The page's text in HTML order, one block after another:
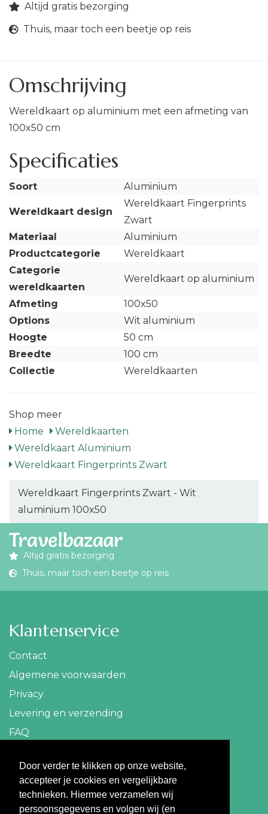
Door verder te klikken op onze website,
accepteer je cookies en vergelijkbare
technieken. Hiermee verzamelen wij
persoonsgegevens en volgen wij (en
Altijd gratis bezorging
Thuis, maar toch een beetje op reis
Omschrijving
Wereldkaart op aluminium met een afmeting van
100x50 cm
Specificaties
Soort Aluminium
Wereldkaart design
Wereldkaart Fingerprints
Zwart
Materiaal
Aluminium
Productcategorie
Wereldkaart
Categorie
wereldkaarten
Wereldkaart op aluminium
Afmeting
100x50
Options
Wit aluminium
Hoogte
50 cm
Breedte
100 cm
Collectie
Wereldkaarten
Shop meer
Home
Wereldkaarten
Wereldkaart Aluminium
Wereldkaart Fingerprints Zwart
Wereldkaart Fingerprints Zwart - Wit
aluminium 100x50
Altijd gratis bezorging
Thuis, maar toch een beetje op reis
Klantenservice
Contact
Algemene voorwaarden
Privacy
Levering en verzending
FAQ
Contact
info@travelbazaar.nl